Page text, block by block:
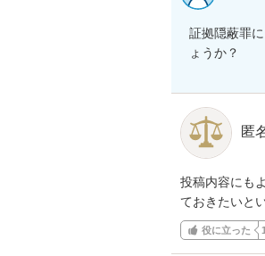
証拠隠蔽罪
ょうか？
匿
投稿内容にも
ておきたいと
役に立った 1